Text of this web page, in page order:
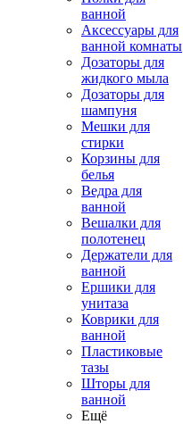
ванной
Аксессуары для
ванной комнаты
Дозаторы для
жидкого мыла
Дозаторы для
шампуня
Мешки для
стирки
Корзины для
белья
Ведра для
ванной
Вешалки для
полотенец
Держатели для
ванной
Ершики для
унитаза
Коврики для
ванной
Пластиковые
тазы
Шторы для
ванной
Ещё